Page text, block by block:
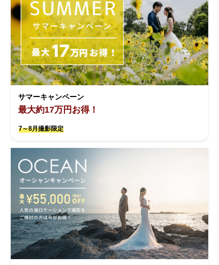
サマーキャンペーン
最大約17万円お得！
7～8月撮影限定